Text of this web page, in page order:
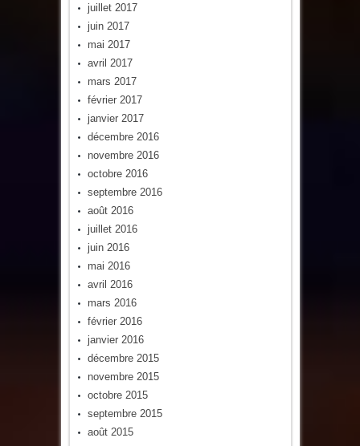
juillet 2017
juin 2017
mai 2017
avril 2017
mars 2017
février 2017
janvier 2017
décembre 2016
novembre 2016
octobre 2016
septembre 2016
août 2016
juillet 2016
juin 2016
mai 2016
avril 2016
mars 2016
février 2016
janvier 2016
décembre 2015
novembre 2015
octobre 2015
septembre 2015
août 2015